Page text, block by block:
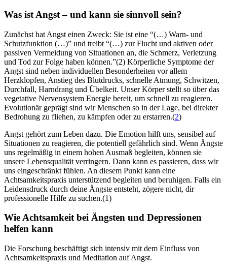
Was ist Angst – und kann sie sinnvoll sein?
Zunächst hat Angst einen Zweck: Sie ist eine “(…) Warn- und
Schutzfunktion (…)” und treibt “(…) zur Flucht und aktiven oder
passiven Vermeidung von Situationen an, die Schmerz, Verletzung
und Tod zur Folge haben können.”(2) Körperliche Symptome der
Angst sind neben individuellen Besonderheiten vor allem
Herzklopfen, Anstieg des Blutdrucks, schnelle Atmung, Schwitzen,
Durchfall, Harndrang und Übelkeit. Unser Körper stellt so über das
vegetative Nervensystem Energie bereit, um schnell zu reagieren.
Evolutionär geprägt sind wir Menschen so in der Lage, bei direkter
Bedrohung zu fliehen, zu kämpfen oder zu erstarren.(2)
Angst gehört zum Leben dazu. Die Emotion hilft uns, sensibel auf
Situationen zu reagieren, die potentiell gefährlich sind. Wenn Ängste
uns regelmäßig in einem hohen Ausmaß begleiten, können sie
unsere Lebensqualität verringern. Dann kann es passieren, dass wir
uns eingeschränkt fühlen. An diesem Punkt kann eine
Achtsamkeitspraxis unterstützend begleiten und beruhigen. Falls ein
Leidensdruck durch deine Ängste entsteht, zögere nicht, dir
professionelle Hilfe zu suchen.(1)
Wie Achtsamkeit bei Ängsten und Depres­sio­nen
helfen kann
Die Forschung beschäftigt sich intensiv mit dem Einfluss von
Achtsamkeitspraxis und Meditation auf Angst.